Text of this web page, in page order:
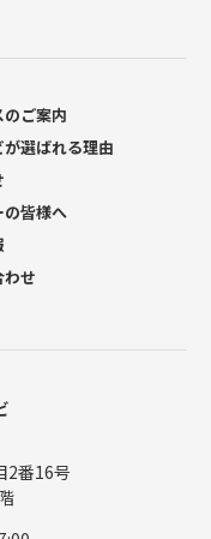
ご案内
が選ばれる理由
の皆様へ
わせ
2番16号